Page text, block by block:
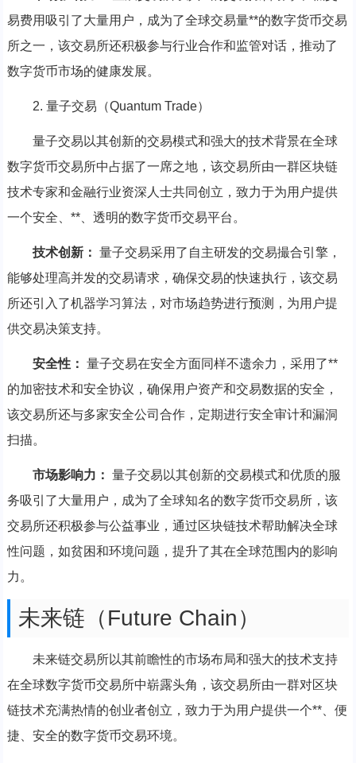
易费用吸引了大量用户，成为了全球交易量**的数字货币交易
所之一，该交易所还积极参与行业合作和监管对话，推动了
数字货币市场的健康发展。
2. 量子交易（Quantum Trade）
量子交易以其创新的交易模式和强大的技术背景在全球
数字货币交易所中占据了一席之地，该交易所由一群区块链
技术专家和金融行业资深人士共同创立，致力于为用户提供
一个安全、**、透明的数字货币交易平台。
技术创新： 量子交易采用了自主研发的交易撮合引擎，
能够处理高并发的交易请求，确保交易的快速执行，该交易
所还引入了机器学习算法，对市场趋势进行预测，为用户提
供交易决策支持。
安全性： 量子交易在安全方面同样不遗余力，采用了**
的加密技术和安全协议，确保用户资产和交易数据的安全，
该交易所还与多家安全公司合作，定期进行安全审计和漏洞
扫描。
市场影响力： 量子交易以其创新的交易模式和优质的服
务吸引了大量用户，成为了全球知名的数字货币交易所，该
交易所还积极参与公益事业，通过区块链技术帮助解决全球
性问题，如贫困和环境问题，提升了其在全球范围内的影响
力。
未来链（Future Chain）
未来链交易所以其前瞻性的市场布局和强大的技术支持
在全球数字货币交易所中崭露头角，该交易所由一群对区块
链技术充满热情的创业者创立，致力于为用户提供一个**、便
捷、安全的数字货币交易环境。